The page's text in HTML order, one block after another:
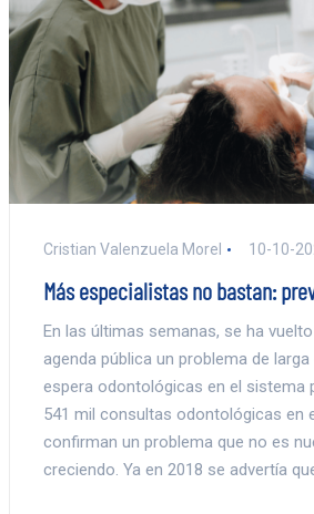
Cristian Valenzuela Morel 10-10-
Más especialistas no bastan:
En las últimas semanas, se ha
agenda pública un problema de
espera odontológicas en el sistema
541 mil consultas odontológicas en
confirman un problema que no es
creciendo. Ya en 2018 se advertía